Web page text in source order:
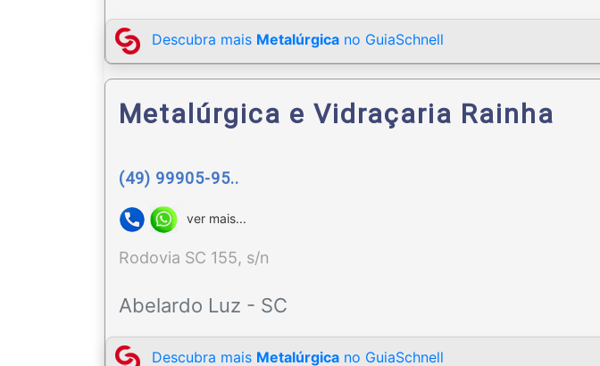
Descubra mais Metalúrgica no GuiaSchnell
Metalúrgica e Vidraçaria Rainha
(49) 99905-95..
ver mais...
Rodovia SC 155, s/n
Abelardo Luz - SC
Descubra mais Metalúrgica no GuiaSchnell